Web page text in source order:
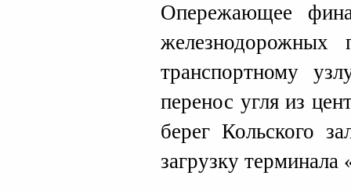
Опережающее
железнодорожных
транспортному
перенос угля из
берег Кольского
загрузку терминала